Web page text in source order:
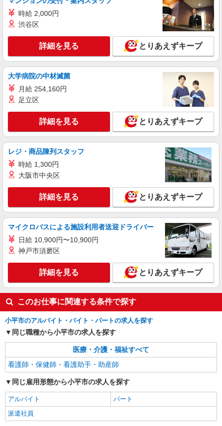
詳細を見る
（株）ウィルオブ・ワークCW 立川支店/ms130501
看護助手
時給1500円 ◆前払い・日払い・週払いOK
キープ 詳細を見る
アルバイト
日研トータルソーシング株式会社 メディカルケア事業部/立川事業所
【看護助手】
時給1,350円 ★週払いOK（規定あり） ※給与
幅は経験・能力による
東京都小平市 【最寄駅】西武新宿線「小平」
駅より徒歩5分
キープ 詳細を見る
アルバイト パート 派遣社員
日研トータルソーシング株式会社 メディカルケア事業部/立川事業所
【看護助手】
看護助手（ナースエイド）
時給1,350円 ★週払いOK（規定あり） ※給与
幅は経験・能力による
東京都小平市 【最寄駅】青梅街道駅
詳細を見る
時給 2,000円
渋谷区
詳細を見る とりあえずキープ
大学病院の中材滅菌
月給 254,160円
足立区
詳細を見る とりあえずキープ
レジ・商品陳列スタッフ
時給 1,300円
大阪市中央区
詳細を見る とりあえずキープ
マイクロバスによる施設利用者送迎ドライバー
日給 10,900円〜10,900円
神戸市須磨区
詳細を見る とりあえずキープ
このお仕事に関連する条件で探す
小平市のアルバイト・バイト・パートの求人を探す
同じ職種から小平市の求人を探す
医療・介護・福祉すべて
看護師・保健師・看護助手・助産師
同じ雇用形態から小平市の求人を探す
アルバイト
パート
派遣社員